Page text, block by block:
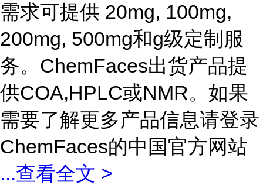
需求可提供 20mg, 100mg,
200mg, 500mg和g级定制服
务。ChemFaces出货产品提
供COA,HPLC或NMR。如果
需要了解更多产品信息请登录
ChemFaces的中国官方网站
...查看全文 >